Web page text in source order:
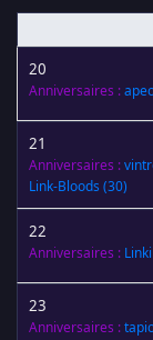
20
Anniversaires :
21
Anniversaires :
Link-Bloods (30)
22
Anniversaires : Linki
23
Anniversaires :